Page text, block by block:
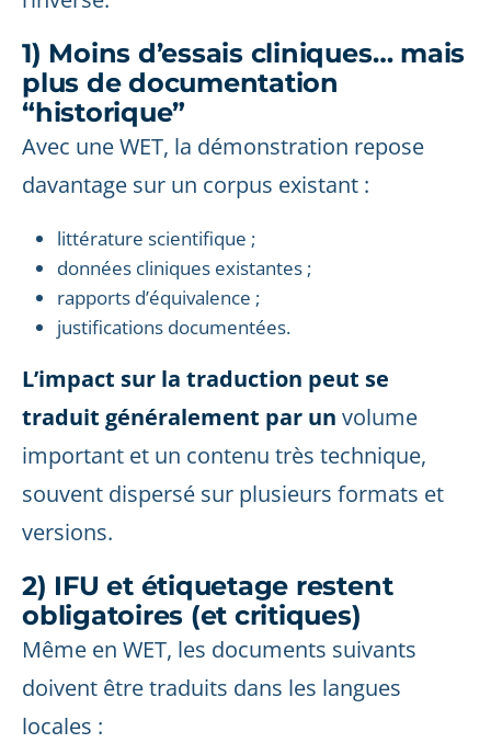
1) Moins d’essais cliniques… mais
plus de documentation
“historique”
Avec une WET, la démonstration repose
davantage sur un corpus existant :
littérature scientifique ;
données cliniques existantes ;
rapports d’équivalence ;
justifications documentées.
L’impact sur la traduction peut se
traduit généralement par un volume
important et un contenu très technique,
souvent dispersé sur plusieurs formats et
versions.
2) IFU et étiquetage restent
obligatoires (et critiques)
Même en WET, les documents suivants
doivent être traduits dans les langues
locales :